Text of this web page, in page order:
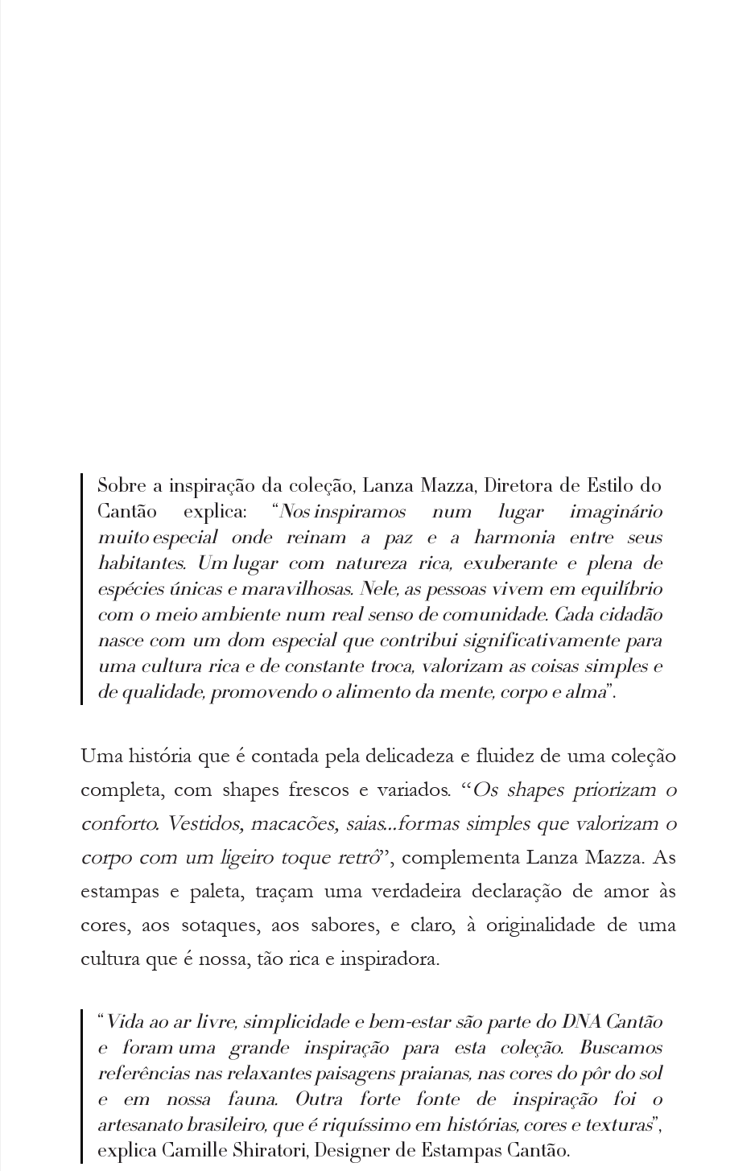
Sobre a inspiração da coleção, Lanza Mazza, Diretora de Estilo do
Cantão explica: “Nos inspiramos num lugar imaginário
muito especial onde reinam a paz e a harmonia entre seus
habitantes. Um lugar com natureza rica, exuberante e plena de
espécies únicas e maravilhosas. Nele, as pessoas vivem em equilíbrio
com o meio ambiente num real senso de comunidade. Cada cidadão
nasce com um dom especial que contribui significativamente para
uma cultura rica e de constante troca, valorizam as coisas simples e
de qualidade, promovendo o alimento da mente, corpo e alma”.
Uma história que é contada pela delicadeza e fluidez de uma coleção
completa, com shapes frescos e variados. “Os shapes priorizam o
conforto. Vestidos, macacões, saias...formas simples que valorizam o
corpo com um ligeiro toque retrô”, complementa Lanza Mazza. As
estampas e paleta, traçam uma verdadeira declaração de amor às
cores, aos sotaques, aos sabores, e claro, à originalidade de uma
cultura que é nossa, tão rica e inspiradora.
“Vida ao ar livre, simplicidade e bem-estar são parte do DNA Cantão
e foram uma grande inspiração para esta coleção. Buscamos
referências nas relaxantes paisagens praianas, nas cores do pôr do sol
e em nossa fauna. Outra forte fonte de inspiração foi o
artesanato brasileiro, que é riquíssimo em histórias, cores e texturas”,
explica Camille Shiratori, Designer de Estampas Cantão.